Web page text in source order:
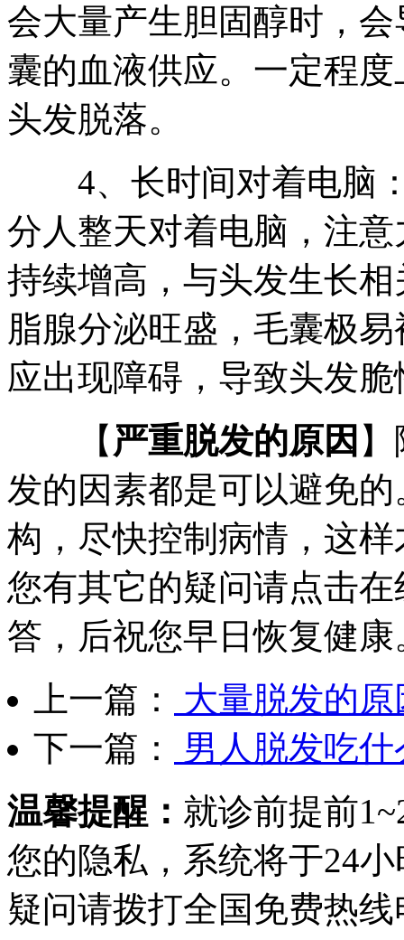
会大量产生胆固醇时，
囊的血液供应。一定程
头发脱落。
4、长时间对着电脑：
分人整天对着电脑，注
持续增高，与头发生长
脂腺分泌旺盛，毛囊极
应出现障碍，导致头发
【 严重脱发的原因
发的因素都是可以避免
构，尽快控制病情，这
您有其它的疑问请点击
答，后祝您早日恢复健康
上一篇：
大量脱发的原
下一篇：
男人脱发吃什
温馨提醒： 就诊前提前
您的隐私，系统将于24
疑问请拨打全国免费热线